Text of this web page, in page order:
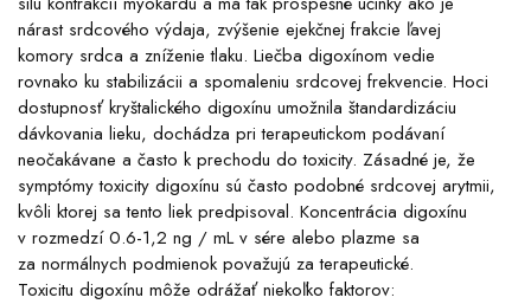
nárast srdcového výdaja, zvýšenie ejekčnej frakcie ľavej
komory srdca a zníženie tlaku. Liečba digoxínom vedie
rovnako ku stabilizácii a spomaleniu srdcovej frekvencie. Hoci
dostupnosť kryštalického digoxínu umožnila štandardizáciu
dávkovania lieku, dochádza pri terapeutickom podávaní
neočakávane a často k prechodu do toxicity. Zásadné je, že
symptómy toxicity digoxínu sú často podobné srdcovej arytmii,
kvôli ktorej sa tento liek predpisoval. Koncentrácia digoxínu
v rozmedzí 0.6-1,2 ng / mL v sére alebo plazme sa
za normálnych podmienok považujú za terapeutické.
Toxicitu digoxínu môže odrážať niekoľko faktorov: